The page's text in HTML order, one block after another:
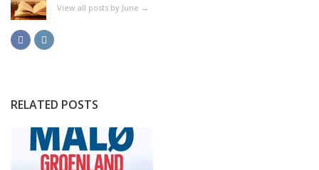
View all posts by June →
RELATED POSTS